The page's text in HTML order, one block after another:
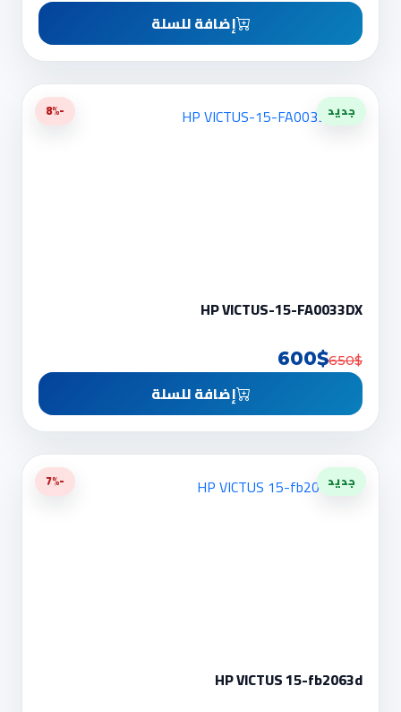
إضافة للسلة
جديد -8%
HP VICTUS-15-FA0033DX
650$
600$
إضافة للسلة
جديد -7%
HP VICTUS 15-fb2063d